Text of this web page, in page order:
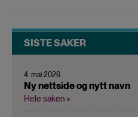
SISTE SAKER
4. mai 2026
Ny nettside og nytt navn
Hele saken »